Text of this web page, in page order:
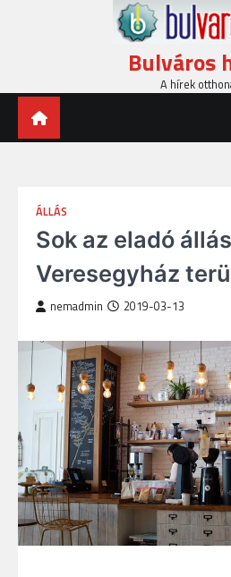
Bulváros
A hírek
ÁLLÁS
Sok az eladó állás
Veresegyház
nemadmin 2019-03-13